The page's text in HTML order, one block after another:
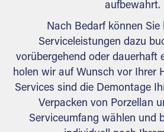
aufbewahrt.
Nach Bedarf können Sie
Serviceleistungen dazu
vorübergehend oder dauerhaft
holen wir auf Wunsch vor Ihrer
Services sind die Demontage
Verpacken von Porzellan
Serviceumfang wählen und